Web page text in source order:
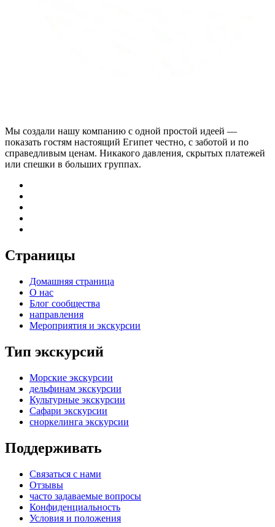
Мы создали нашу компанию с одной простой идеей —
показать гостям настоящий Египет честно, с заботой и по
справедливым ценам. Никакого давления, скрытых платежей
или спешки в больших группах.
Страницы
Домашняя страница
О нас
Блог сообщества
направления
Мероприятия и экскурсии
Тип экскурсий
Морские экскурсии
дельфинам экскурсии
Культурные экскурсии
Сафари экскурсии
сноркелинга экскурсии
Поддерживать
Связаться с нами
Отзывы
часто задаваемые вопросы
Конфиденциальность
Условия и положения